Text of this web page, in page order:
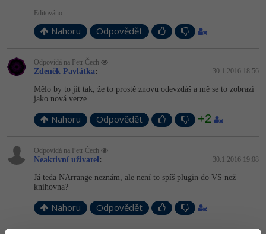
Editováno
Nahoru Odpovědět
Odpovídá na Petr Čech
Zdeněk Pavlátka: 30.1.2016 18:56
Mělo by to jít tak, že to prostě znovu odevzdáš a mě se to zobrazí
jako nová verze.
Nahoru Odpovědět +2
Odpovídá na Petr Čech
Neaktivní uživatel: 30.1.2016 19:08
Já teda NArrange neznám, ale není to spíš plugin do VS než
knihovna?
Nahoru Odpovědět